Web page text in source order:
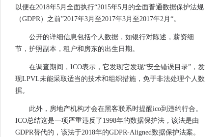
以便在2018年5月全面执行“2015年5月的全面普通数据保护法规
（GDPR）之前”2017年3月至2017年3月至2017年2月“。
公开的详细信息包括个人数据，如银行对陈述，薪资细
节，护照副本，租户和房东的出生日期。
在调查期间，ICO表示，它发现它发现“安全错误目录”，发
现LPVL未能采取适当的技术和组织措施，免于非法处理个人数
据。
此外，房地产机构才会在黑客联系时提醒ico到违约行合。
ICO总结这是一项严重违反了1998年的数据保护法，该法是由
GDPR替代的，该法于2018年的GDPR-Aligned数据保护法案。